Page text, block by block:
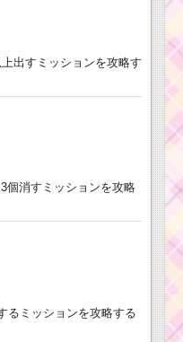
出すミッションを攻略す
個消すミッションを攻略
るミッションを攻略する